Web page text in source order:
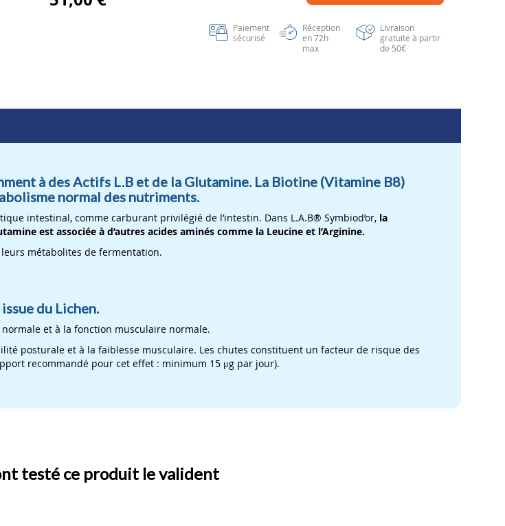
Paiement
sécurisé
Réception
en 72h
max
Livraison
gratuite à partir
de 50€
à des Actifs L.B et de la Glutamine. La Biotine (Vitamine B8)
normal des nutriments.
intestinal, comme carburant privilégié de l’intestin. Dans L.A.B® Symbiod’or, la
est associée à d’autres acides aminés comme la Leucine et l’Arginine.
métabolites de fermentation.
du Lichen.
et à la fonction musculaire normale.
posturale et à la faiblesse musculaire. Les chutes constituent un facteur de risque des
recommandé pour cet effet : minimum 15 μg par jour).
testé ce produit le valident